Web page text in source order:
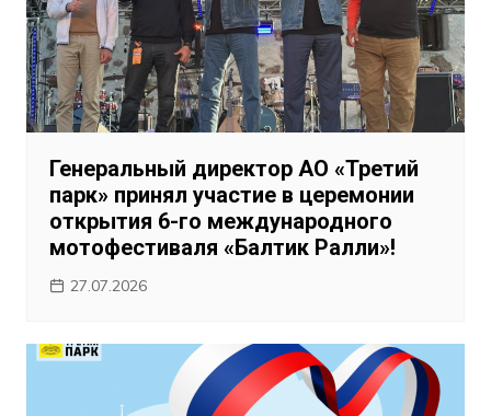
Генеральный директор АО «Третий
парк» принял участие в церемонии
открытия 6-го международного
мотофестиваля «Балтик Ралли»!
27.07.2026